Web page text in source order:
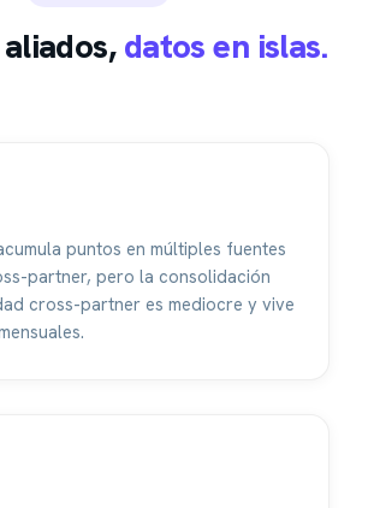
datos en islas.
puntos en múltiples fuentes
partner, pero la consolidación
cross-partner es mediocre y vive